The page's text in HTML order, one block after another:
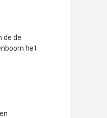
de de
het